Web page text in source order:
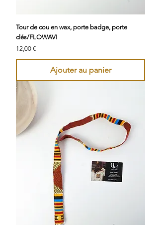
Tour de cou en wax, porte badge, porte
clés/FLOWAVI
Prix
12,00 €
Ajouter au panier